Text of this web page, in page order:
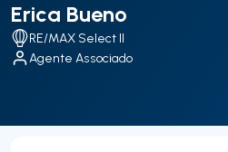
Erica Bueno
RE/MAX Select II
Agente Associado